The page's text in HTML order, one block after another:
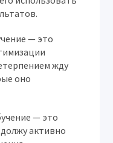
— это
жду
оно
— это
активно